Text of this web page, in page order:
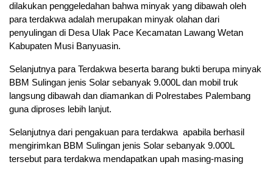
dilakukan penggeledahan bahwa minyak yang dibawah oleh
para terdakwa adalah merupakan minyak olahan dari
penyulingan di Desa Ulak Pace Kecamatan Lawang Wetan
Kabupaten Musi Banyuasin.
Selanjutnya para Terdakwa beserta barang bukti berupa minyak
BBM Sulingan jenis Solar sebanyak 9.000L dan mobil truk
langsung dibawah dan diamankan di Polrestabes Palembang
guna diproses lebih lanjut.
Selanjutnya dari pengakuan para terdakwa apabila berhasil
mengirimkan BBM Sulingan jenis Solar sebanyak 9.000L
tersebut para terdakwa mendapatkan upah masing-masing